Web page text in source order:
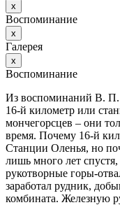
х
Воспоминание
х
Галерея
х
Воспоминание
Из воспоминаний В.
16-й километр или
мончегорсцев – они
время. Почему 16-й
Станции Оленья, но
лишь много лет
рукотворные горы-
заработал рудник,
комбината. Железную